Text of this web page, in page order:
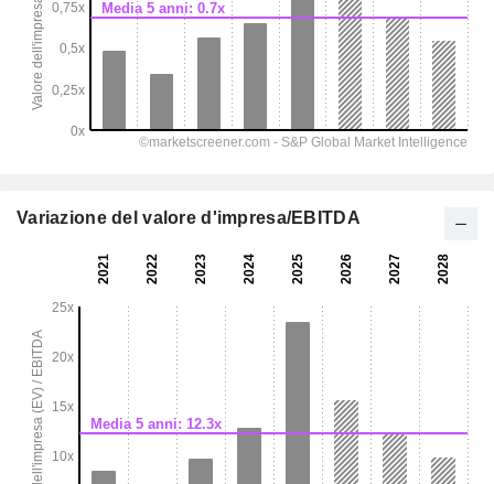
Variazione del valore d'impresa/EBITDA